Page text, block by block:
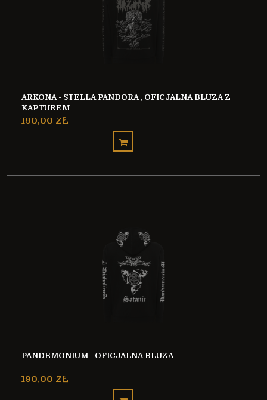
ARKONA - STELLA PANDORA , OFICJALNA BLUZA Z
KAPTUREM
190,00 ZŁ
PANDEMONIUM - OFICJALNA BLUZA
190,00 ZŁ